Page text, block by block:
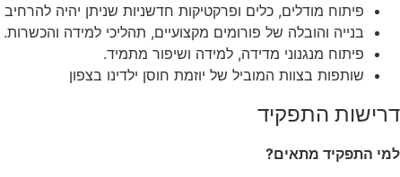
פיתוח מודלים, כלים ופרקטיקות חדשניות שניתן יהיה להרחיב
בנייה והובלה של פורומים מקצועיים, תהליכי למידה והכשרות.
פיתוח מנגנוני מדידה, למידה ושיפור מתמיד.
שותפות בצוות המוביל של יוזמת חוסן ילדינו בצפון
דרישות התפקיד
למי התפקיד מתאים?